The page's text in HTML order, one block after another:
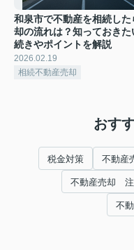
和泉市で不動産を相続した
却の流れは？知っておきた
続きやポイントを解説
2026.02.19
相続不動産売却
おす
税金対策 不動産
不動産売却 注
不